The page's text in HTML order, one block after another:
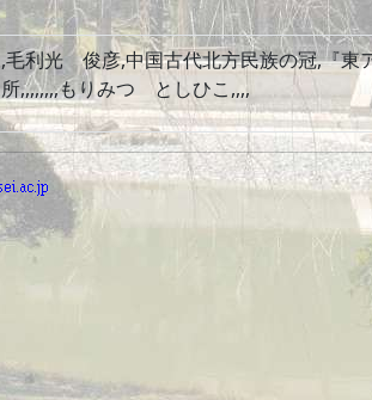
,毛利光 俊彦,中国古代北方民族の冠,『東
所,,,,,,,,もりみつ としひこ,,,,